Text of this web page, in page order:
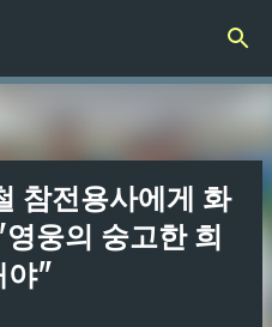
건너뛰기
참전용사에게 화
웅의 숭고한 희
야"